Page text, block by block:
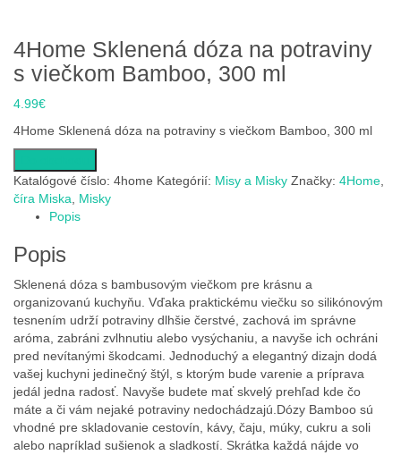
4Home Sklenená dóza na potraviny
s viečkom Bamboo, 300 ml
4.99€
4Home Sklenená dóza na potraviny s viečkom Bamboo, 300 ml
Katalógové číslo: 4home Kategórií: Misy a Misky Značky: 4Home
číra Miska
Misky
Popis
Popis
Sklenená dóza s bambusovým viečkom pre krásnu a
organizovanú kuchyňu. Vďaka praktickému viečku so silikónovým
tesnením udrží potraviny dlhšie čerstvé, zachová im správne
aróma, zabráni zvlhnutiu alebo vysýchaniu, a navyše ich ochráni
pred nevítanými škodcami. Jednoduchý a elegantný dizajn dodá
vašej kuchyni jedinečný štýl, s ktorým bude varenie a príprava
jedál jedna radosť. Navyše budete mať skvelý prehľad kde čo
máte a či vám nejaké potraviny nedochádzajú.Dózy Bamboo sú
vhodné pre skladovanie cestovín, kávy, čaju, múky, cukru a soli
alebo napríklad sušienok a sladkostí. Skrátka každá nájde vo